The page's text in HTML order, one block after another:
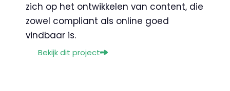
zich op het ontwikkelen van content, die
zowel compliant als online goed
vindbaar is.
Bekijk dit project